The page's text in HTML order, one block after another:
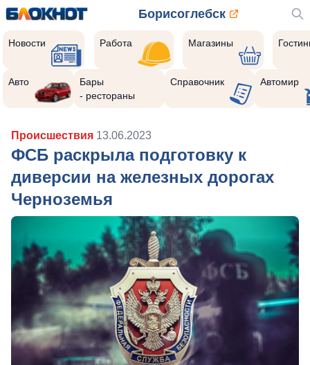
Борисоглебск
Новости Работа Магазины
Авто
Бары
- рестораны
Справочник Автомир
Происшествия 13.06.2023
ФСБ раскрыла подготовку к
диверсии на железных дорогах
Черноземья